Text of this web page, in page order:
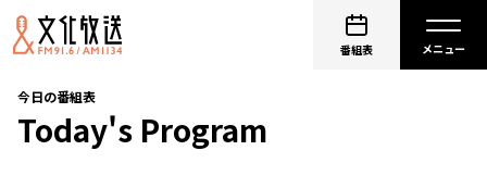
番組表
今日の番組表
Today's Program